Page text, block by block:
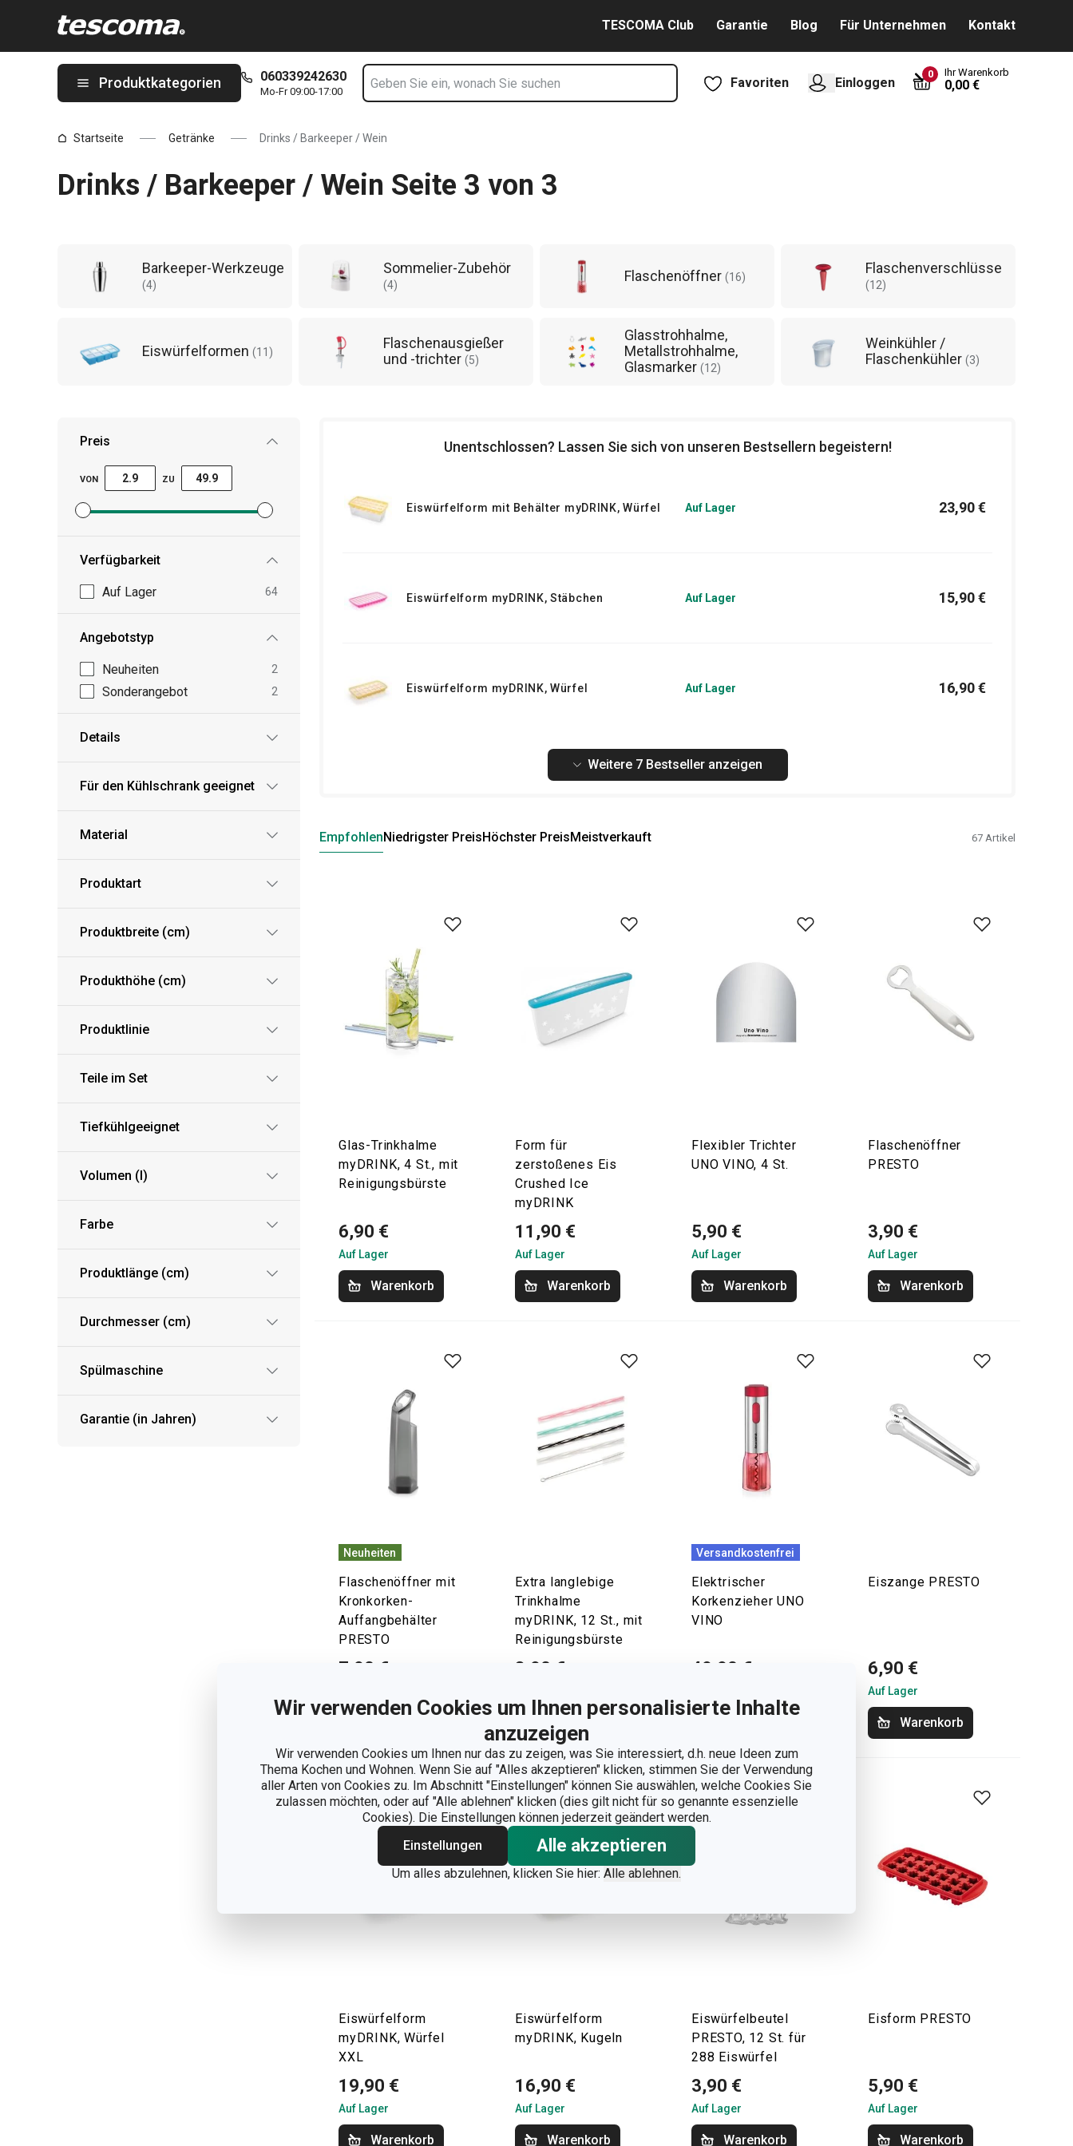
Wir verwenden Cookies um Ihnen personalisierte Inhalte
anzuzeigen
Wir verwenden Cookies um Ihnen nur das zu zeigen, was Sie interessiert, d.h. neue Ideen zum
Thema Kochen und Wohnen. Wenn Sie auf "Alles akzeptieren" klicken, stimmen Sie der Verwendung
aller Arten von Cookies zu. Im Abschnitt "Einstellungen" können Sie auswählen, welche Cookies Sie
zulassen möchten, oder auf "Alle ablehnen" klicken (dies gilt nicht für so genannte essenzielle
Cookies). Die Einstellungen können jederzeit geändert werden.
Einstellungen
Alle akzeptieren
Um alles abzulehnen, klicken Sie hier: Alle ablehnen.
TESCOMA Club Garantie Blog Für Unternehmen Kontakt
Produktkategorien 060339242630
Mo-Fr 09:00-17:00
Favoriten Einloggen
0 Ihr Warenkorb
0,00 €
Startseite Getränke Drinks / Barkeeper / Wein
Drinks / Barkeeper / Wein Seite 3 von 3
Barkeeper-Werkzeuge
(4)
Sommelier-Zubehör
(4)
Flaschenöffner (16)
Flaschenverschlüsse
(12)
Eiswürfelformen (11 )
Flaschenausgießer
und -trichter (5)
Glasstrohhalme,
Metallstrohhalme,
Glasmarker (12)
Weinkühler /
Flaschenkühler (3)
Preis
VON ZU
Mindestpreisfilter festlegen
Höchstpreisfilter festlegen
Verfügbarkeit
Auf Lager 64
Angebotstyp
Neuheiten 2
Sonderangebot 2
Details
Für den Kühlschrank geeignet
Material
Produktart
Produktbreite (cm)
Produkthöhe (cm)
Produktlinie
Teile im Set
Tiefkühlgeeignet
Volumen (l)
Farbe
Produktlänge (cm)
Durchmesser (cm)
Spülmaschine
Garantie (in Jahren)
Unentschlossen? Lassen Sie sich von unseren Bestsellern begeistern!
Eiswürfelform mit Behälter myDRINK, Würfel Auf Lager 23,90 €
Eiswürfelform myDRINK, Stäbchen Auf Lager 15,90 €
Eiswürfelform myDRINK, Würfel Auf Lager 16,90 €
Weitere 7 Bestseller anzeigen
EmpfohlenNiedrigster PreisHöchster PreisMeistverkauft 67 Artikel
Glas-Trinkhalme
myDRINK, 4 St., mit
Reinigungsbürste
6,90 €
Auf Lager
Warenkorb
Form für
zerstoßenes Eis
Crushed Ice
myDRINK
11,90 €
Auf Lager
Warenkorb
Flexibler Trichter
UNO VINO, 4 St.
5,90 €
Auf Lager
Warenkorb
Flaschenöffner
PRESTO
3,90 €
Auf Lager
Warenkorb
Neuheiten
Flaschenöffner mit
Kronkorken-
Auffangbehälter
PRESTO
7,90 €
Extra langlebige
Trinkhalme
myDRINK, 12 St., mit
Reinigungsbürste
3,90 €
Warenkorb
Versandkostenfrei
Elektrischer
Korkenzieher UNO
VINO
49,90 €
Eiszange PRESTO
6,90 €
Auf Lager
Warenkorb
Eiswürfelform
myDRINK, Würfel
XXL
19,90 €
Auf Lager
Warenkorb
Eiswürfelform
myDRINK, Kugeln
16,90 €
Auf Lager
Warenkorb
Eiswürfelbeutel
PRESTO, 12 St. für
288 Eiswürfel
3,90 €
Auf Lager
Warenkorb
Eisform PRESTO
5,90 €
Auf Lager
Warenkorb